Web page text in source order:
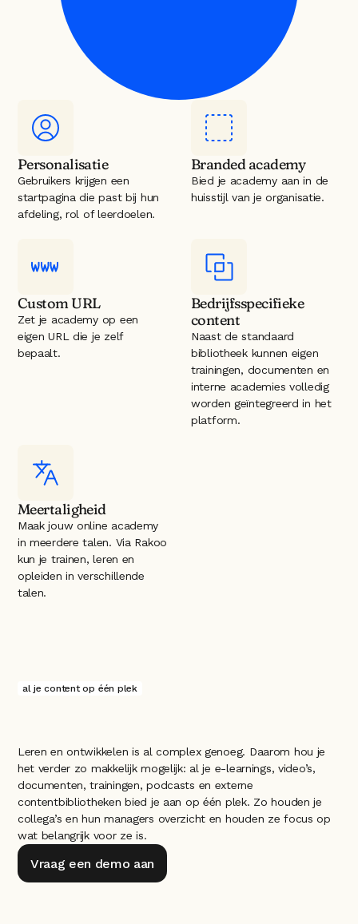
Personalisatie
Gebruikers krijgen een
startpagina die past bij hun
afdeling, rol of leerdoelen.
Branded academy
Bied je academy aan in de
huisstijl van je organisatie.
Custom URL
Zet je academy op een
eigen URL die je zelf
bepaalt.
Bedrijfsspecifieke
content
Naast de standaard
bibliotheek kunnen eigen
trainingen, documenten en
interne academies volledig
worden geïntegreerd in het
platform.
Meertaligheid
Maak jouw online academy
in meerdere talen. Via Rakoo
kun je trainen, leren en
opleiden in verschillende
talen.
al je content op één plek
Leren en ontwikkelen is al complex genoeg. Daarom hou je
het verder zo makkelijk mogelijk: al je e-learnings, video’s,
documenten, trainingen, podcasts en externe
contentbibliotheken bied je aan op één plek. Zo houden je
collega’s en hun managers overzicht en houden ze focus op
wat belangrijk voor ze is.
Vraag een demo aan